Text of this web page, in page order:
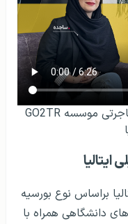
گفتگوی سحر و ساجده، کارشناس مهاجرتی موسسه GO2TR
براساس نوع بورسیه
دانشگاهی همراه با